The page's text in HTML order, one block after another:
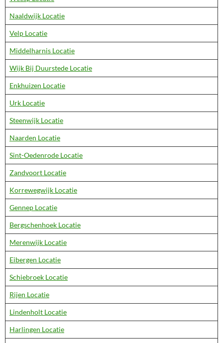
Naaldwijk Locatie
Velp Locatie
Middelharnis Locatie
Wijk Bij Duurstede Locatie
Enkhuizen Locatie
Urk Locatie
Steenwijk Locatie
Naarden Locatie
Sint-Oedenrode Locatie
Zandvoort Locatie
Korrewegwijk Locatie
Gennep Locatie
Bergschenhoek Locatie
Merenwijk Locatie
Eibergen Locatie
Schiebroek Locatie
Rijen Locatie
Lindenholt Locatie
Harlingen Locatie